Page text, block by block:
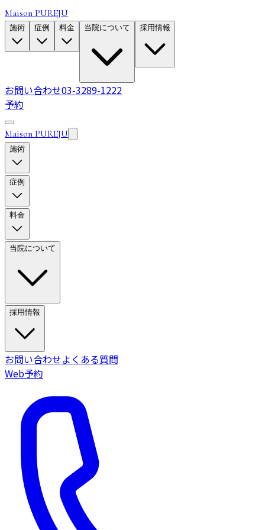
Maison PUREJU
施術 症例 料金 当院について 採用情報
お問い合わせ03-3289-1222
予約
Maison PUREJU
施術
症例
料金
当院について
採用情報
お問い合わせよくある質問
Web予約